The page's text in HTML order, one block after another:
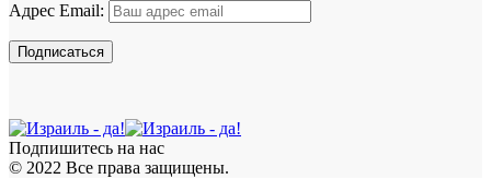
Адрес Email:
Подпишитесь на нас
© 2022 Все права защищены.